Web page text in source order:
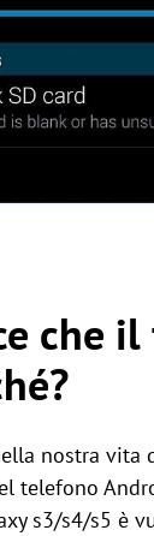
che
nostra
telefono
s3/s4/s5